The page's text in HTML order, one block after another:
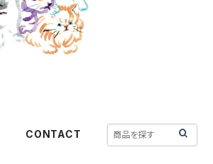
CONTACT